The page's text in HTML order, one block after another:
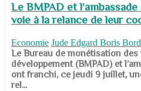
Le BMPAD et
voie à la relance de leur
Economie Jude Edgard Boris
​​​​​​​Le Bureau de monétisation des
développement (BMPAD) et
ont franchi, ce jeudi 9 juillet,
rel...